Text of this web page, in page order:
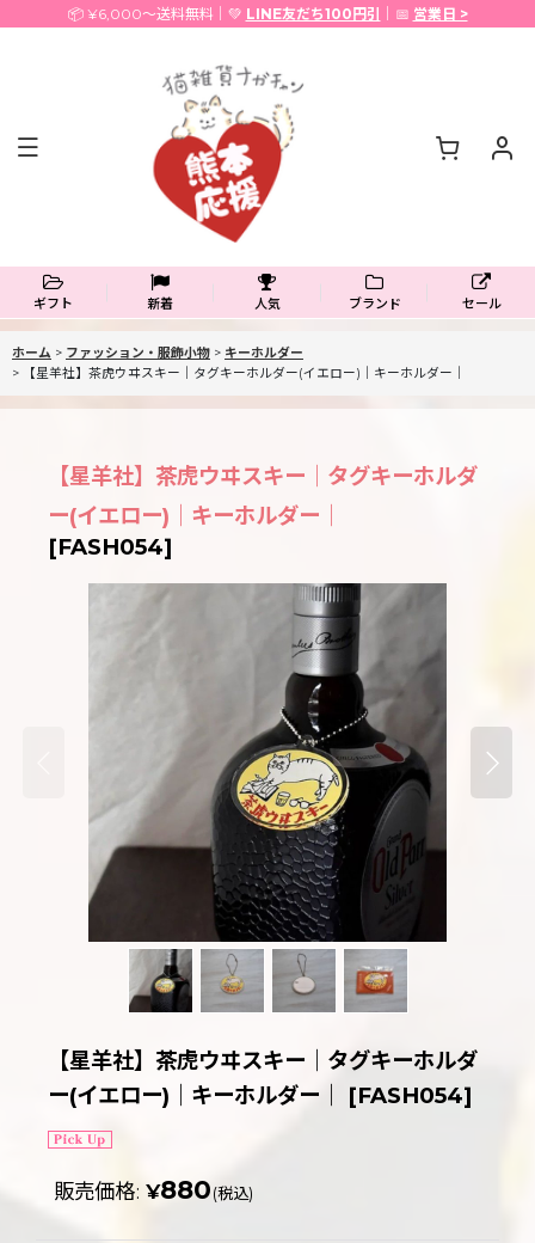
📦 ¥6,000〜送料無料｜💚 LINE友だち100円引 ｜📅 営業日 >
ギフト 新着 人気 ブランド セール
ホーム > ファッション・服飾小物 > キーホルダー
>
【星羊社】茶虎ウヰスキー｜タグキーホルダー(イエロー)｜キーホルダー｜
【星羊社】茶虎ウヰスキー｜タグキーホルダ
ー(イエロー)｜キーホルダー｜
[FASH054]
【星羊社】茶虎ウヰスキー｜タグキーホルダ
ー(イエロー)｜キーホルダー｜
[FASH054]
販売価格: ¥880(税込)